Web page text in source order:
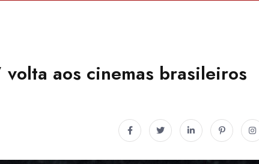
aos cinemas brasileiros